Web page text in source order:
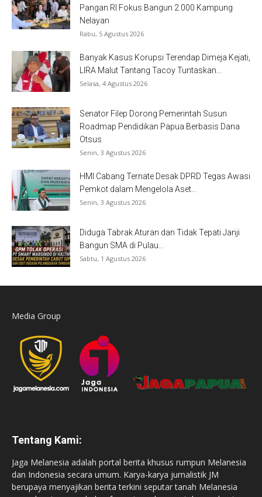
Pangan RI Fokus Bangun 2.000 Kampung
Nelayan
Rabu, 5 Agustus 2026
Banyak Kasus Korupsi Terendap Dimeja Kejati,
LIRA Malut Tantang Tacoy Tuntaskan...
Selasa, 4 Agustus 2026
Senator Filep Dorong Pemerintah Susun
Roadmap Pendidikan Papua Berbasis Dana
Otsus
Senin, 3 Agustus 2026
HMI Cabang Ternate Desak DPRD Tegas Awasi
Pemkot dalam Mengelola Aset...
Senin, 3 Agustus 2026
Diduga Tabrak Aturan dan Tidak Tepati Janji
Bangun SMA di Pulau...
Sabtu, 1 Agustus 2026
Media Group
Tentang Kami:
Jaga Melanesia adalah portal berita khusus rumpun Melanesia
dan Indonesia secara umum. Karya-karya jurnalistik JM
berupaya menyajikan berita terkini seputar tanah Melanesia